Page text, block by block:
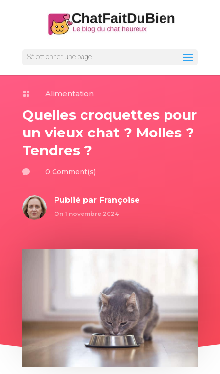
Sélectionner une page
 Alimentation
Quelles croquettes pour
un vieux chat ? Molles ?
Tendres ?
 0 Comment(s)
Publié par Françoise
On 1 novembre 2024